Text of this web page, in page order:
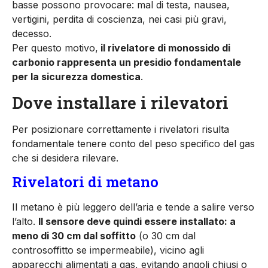
basse possono provocare: mal di testa, nausea,
vertigini, perdita di coscienza, nei casi più gravi,
decesso.
Per questo motivo, il rivelatore di monossido di
carbonio rappresenta un presidio fondamentale
per la sicurezza domestica.
Dove installare i rilevatori
Per posizionare correttamente i rivelatori risulta
fondamentale tenere conto del peso specifico del gas
che si desidera rilevare.
Rivelatori di metano
Il metano è più leggero dell’aria e tende a salire verso
l’alto. Il sensore deve quindi essere installato: a
meno di 30 cm dal soffitto (o 30 cm dal
controsoffitto se impermeabile), vicino agli
apparecchi alimentati a gas, evitando angoli chiusi o